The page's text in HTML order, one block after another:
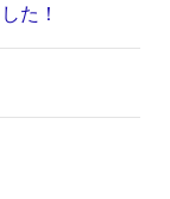
た！